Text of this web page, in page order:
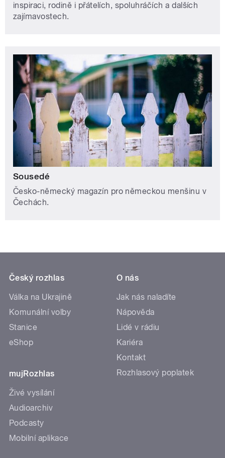
inspiraci, rodině i přátelích, spoluhráčích a dalších
zajímavostech.
Sousedé
Česko-německý magazín pro německou menšinu v
Čechách.
Český rozhlas
Válka na Ukrajině
Komunální volby
Stanice
eShop
mujRozhlas
Živé vysílání
Audioarchiv
Podcasty
Mobilní aplikace
O nás
Jak nás naladíte
Nápověda
Lidé v rádiu
Kariéra
Kontakt
Rozhlasový poplatek